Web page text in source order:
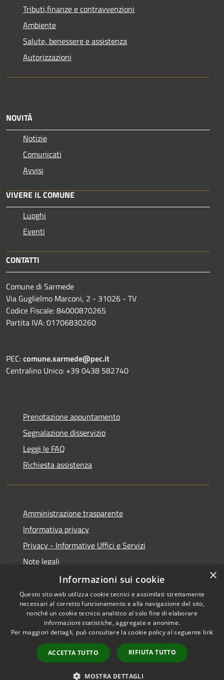
Tributi,finanze e contravvenzioni
Ambiente
Salute, benessere e assistenza
Autorizzazioni
NOVITÀ
Notizie
Comunicati
Avvisi
VIVERE IL COMUNE
Luoghi
Eventi
CONTATTI
Comune di Sarmede
Via Guglielmo Marconi, 2 - 31026 - TV
Codice Fiscale: 84000870265
Partita IVA: 01706830260
PEC:comune.sarmede@pec.it
Centralino Unico: +39 0438 582740
Prenotazione appuntamento
Segnalazione disservizio
Leggi le FAQ
Richiesta assistenza
Amministrazione trasparente
Informativa privacy
Privacy - Informative Uffici e Servizi
Note legali
Dichiarazione di accessibilità
RSS
Accessibilità
Copyright © 2026 • Comune di
Municipium•
Accesso
redazione
×
Informazioni sui cookie
Questo sito web utilizza cookie tecnici e assimilati strettamente
necessari al corretto funzionamento e alla navigazione del sito,
nonché un cookie tecnico analitico al solo fine di elaborare
informazioni statistiche, aggregate e anonime.
Per maggiori dettagli, può consultare la cookie policy al seguente link
ACCETTA TUTTO RIFIUTA TUTTO
MOSTRA DETTAGLI